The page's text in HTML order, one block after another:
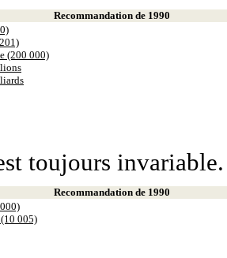
Recommandation de 1990
(200 000)
toujours invariable.
Recommandation de 1990
005)